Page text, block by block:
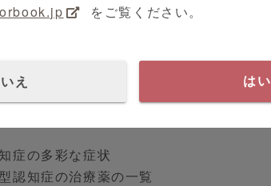
変部位
知症について
について
知症の食欲低下/アパシー/ADL障害
症の多彩な症状
知症の治療薬の一覧
をご覧ください。
え はい